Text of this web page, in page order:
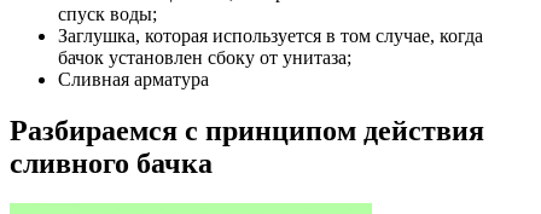
спуск воды;
Заглушка, которая используется в том случае, когда
бачок установлен сбоку от унитаза;
Сливная арматура
Разбираемся с принципом действия
сливного бачка